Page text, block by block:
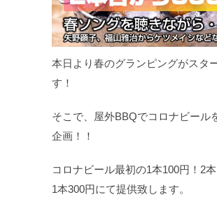
本日より春のグランピングがスタ
す！
そこで、屋外BBQでコロナビール
企画！！
コロナビール最初の1本100円！2
1本300円にて提供致します。